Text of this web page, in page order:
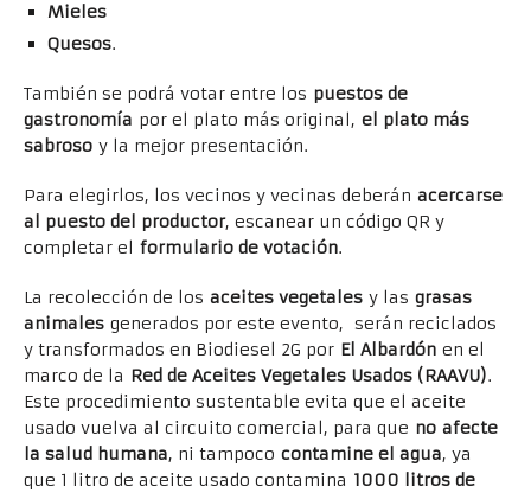
Mieles
Quesos.
También se podrá votar entre los puestos de
gastronomía por el plato más original, el plato más
sabroso y la mejor presentación.
Para elegirlos, los vecinos y vecinas deberán acercarse
al puesto del productor, escanear un código QR y
completar el formulario de votación.
La recolección de los aceites vegetales y las grasas
animales generados por este evento, serán reciclados
y transformados en Biodiesel 2G por El Albardón en el
marco de la Red de Aceites Vegetales Usados (RAAVU).
Este procedimiento sustentable evita que el aceite
usado vuelva al circuito comercial, para que no afecte
la salud humana, ni tampoco contamine el agua, ya
que 1 litro de aceite usado contamina 1000 litros de